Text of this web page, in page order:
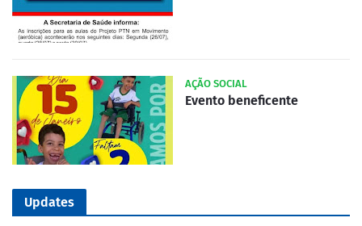
AÇÃO SOCIAL
Evento beneficente
Updates